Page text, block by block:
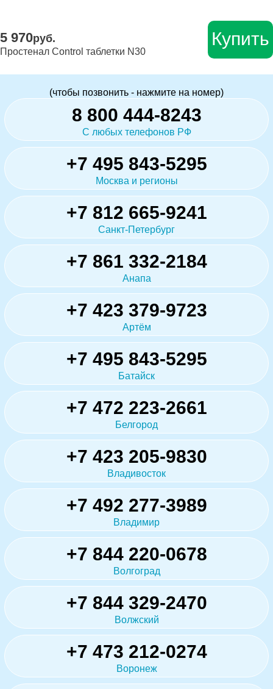
5 970руб.
Простенал Control таблетки N30
Купить
(чтобы позвонить - нажмите на номер)
8 800 444-8243
С любых телефонов РФ
+7 495 843-5295
Москва и регионы
+7 812 665-9241
Санкт-Петербург
+7 861 332-2184
Анапа
+7 423 379-9723
Артём
+7 495 843-5295
Батайск
+7 472 223-2661
Белгород
+7 423 205-9830
Владивосток
+7 492 277-3989
Владимир
+7 844 220-0678
Волгоград
+7 844 329-2470
Волжский
+7 473 212-0274
Воронеж